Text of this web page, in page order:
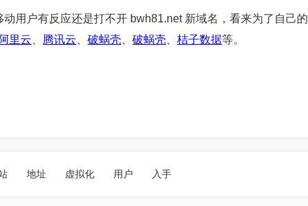
用户有反应还是打不开 bwh81.net 新域名，看来为了自己的
阿里云 腾讯云 破蜗壳 破蜗壳 桔子数据等。
地址 虚拟化 用户 入手